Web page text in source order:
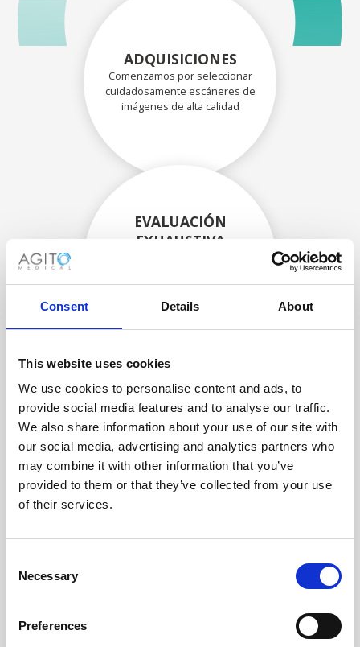
Consent Details About
This website uses cookies
We use cookies to personalise content and ads, to
provide social media features and to analyse our traffic.
We also share information about your use of our site with
our social media, advertising and analytics partners who
may combine it with other information that you’ve
provided to them or that they’ve collected from your use
of their services.
Selection
Necessary
Preferences
ADQUISICIONES
Comenzamos por seleccionar
cuidadosamente escáneres de
imágenes de alta calidad
EVALUACIÓN
EXHAUSTIVA
cuidadosamente cada escáner
y sus componentes.
RECUPERÁNDOSE
CON CUIDADO
Las piezas utilizables se
recuperan meticulosamente en
un entorno seguro de ESD, lo
daños ni contaminación.